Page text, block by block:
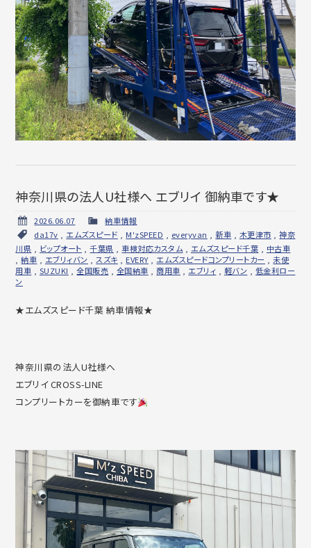
神奈川県の法人U社様へ エブリイ 御納車です★
2026.06.07
納車情報
da17v
エムズスピード M'zSPEED everyvan ,新車 木更津市 ,神奈
川県
ビップオート ,千葉県 ,車検対応カスタム エムズスピード千葉
中古車
,納車 エブリィバン スズキ EVERY, エムズスピードコンプリートカー ,未使
用車
SUZUKI ,全国販売 全国納車 ,商用車 エブリィ 軽バン
低金利ロー
ン
★エムズスピード千葉 納車情報★
神奈川県の法人U社様へ
エブリイ CROSS-LINE
コンプリートカーを御納車です